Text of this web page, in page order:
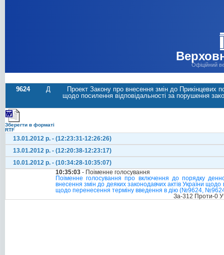
Офіційний
9624 Д
Проект Закону про внесення змін до Прикінцевих
щодо посилення відповідальності за порушення
Зберегти в форматі
RTF
13.01.2012 р. - (12:23:31-12:26:26)
13.01.2012 р. - (12:20:38-12:23:17)
10.01.2012 р. - (10:34:28-10:35:07)
10:35:03 - Поіменне голосування
Поіменне голосування про включення до порядку
внесення змін до деяких законодавчих актів України
щодо перенесення терміну введення в дію (№9624,
За-312 Проти-0